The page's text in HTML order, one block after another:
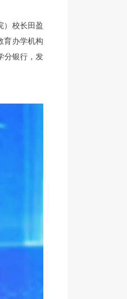
）校长田盈
育办学机构
分银行，发